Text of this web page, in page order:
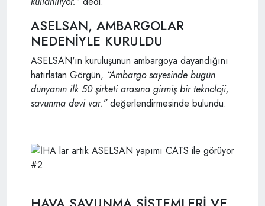
ASELSAN, AMBARGOLAR
NEDENİYLE KURULDU
ASELSAN'ın kuruluşunun ambargoya dayandığını
hatırlatan Görgün, “Ambargo sayesinde bugün
dünyanın ilk 50 şirketi arasına girmiş bir teknoloji,
savunma devi var.”değerlendirmesinde bulundu.